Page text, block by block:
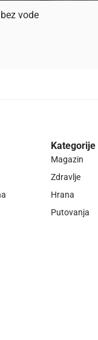
vode
Kategorije
Magazin
Zdravlje
Hrana
Putovanja